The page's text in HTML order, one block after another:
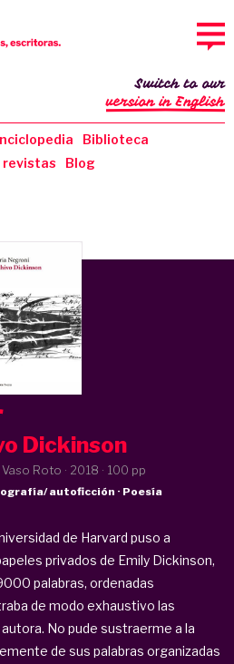
Biblioteca
revistas
Blog
Switch to our
version in English
Dickinson
Roto · 2018 · 100 pp
autoficción · Poesía
de Harvard puso a
privados de Emily Dickinson,
palabras, ordenadas
de modo exhaustivo las
No pude sustraerme a la
de sus palabras organizadas